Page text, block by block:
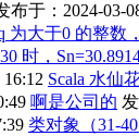
布于：2024-03-
大于0 的整数
时，
Scala 水仙
啊是公司的
类对象（31-40